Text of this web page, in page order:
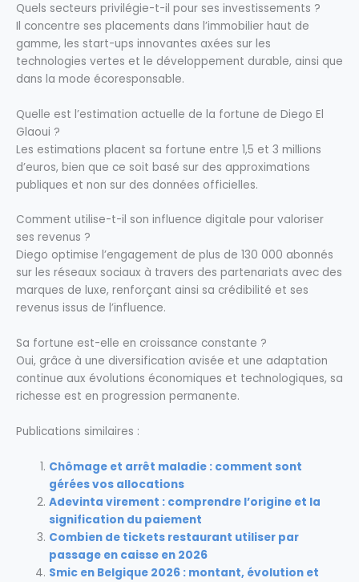
Quels secteurs privilégie-t-il pour ses investissements ?
Il concentre ses placements dans l’immobilier haut de
gamme, les start-ups innovantes axées sur les
technologies vertes et le développement durable, ainsi que
dans la mode écoresponsable.
Quelle est l’estimation actuelle de la fortune de Diego El
Glaoui ?
Les estimations placent sa fortune entre 1,5 et 3 millions
d’euros, bien que ce soit basé sur des approximations
publiques et non sur des données officielles.
Comment utilise-t-il son influence digitale pour valoriser
ses revenus ?
Diego optimise l’engagement de plus de 130 000 abonnés
sur les réseaux sociaux à travers des partenariats avec des
marques de luxe, renforçant ainsi sa crédibilité et ses
revenus issus de l’influence.
Sa fortune est-elle en croissance constante ?
Oui, grâce à une diversification avisée et une adaptation
continue aux évolutions économiques et technologiques, sa
richesse est en progression permanente.
Publications similaires :
Chômage et arrêt maladie : comment sont
gérées vos allocations
Adevinta virement : comprendre l’origine et la
signification du paiement
Combien de tickets restaurant utiliser par
passage en caisse en 2026
Smic en Belgique 2026 : montant, évolution et